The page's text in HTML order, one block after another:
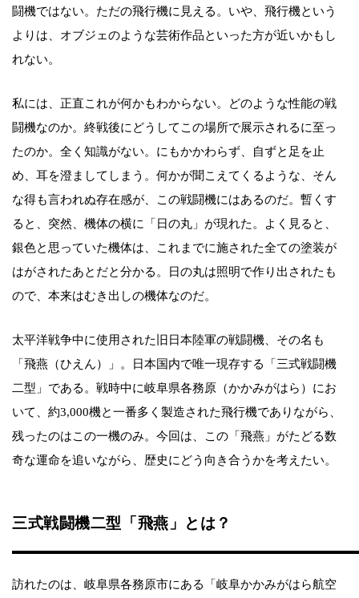
闘機ではない。ただの飛行機に見える。いや、飛行機という
よりは、オブジェのような芸術作品といった方が近いかもし
れない。
私には、正直これが何かもわからない。どのような性能の戦
闘機なのか。終戦後にどうしてこの場所で展示されるに至っ
たのか。全く知識がない。にもかかわらず、自ずと足を止
め、耳を澄ましてしまう。何かが聞こえてくるような、そん
な得も言われぬ存在感が、この戦闘機にはあるのだ。暫くす
ると、突然、機体の横に「日の丸」が現れた。よく見ると、
銀色と思っていた機体は、これまでに施された全ての塗装が
はがされたあとだと分かる。日の丸は照明で作り出されたも
ので、本来はむき出しの機体なのだ。
太平洋戦争中に使用された旧日本陸軍の戦闘機、その名も
「飛燕（ひえん）」。日本国内で唯一現存する「三式戦闘機
二型」である。戦時中に岐阜県各務原（かかみがはら）にお
いて、約3,000機と一番多く製造された飛行機でありながら、
残ったのはこの一機のみ。今回は、この「飛燕」がたどる数
奇な運命を追いながら、歴史にどう向き合うかを考えたい。
三式戦闘機二型「飛燕」とは？
訪れたのは、岐阜県各務原市にある「岐阜かかみがはら航空